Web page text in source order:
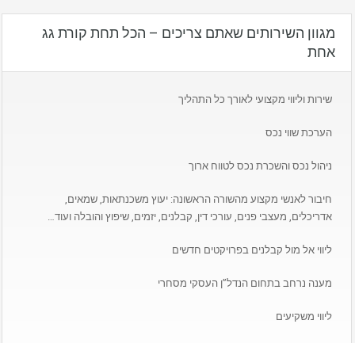
מגוון השירותים שאתם צריכים – הכל תחת קורת גג
אחת
שירות וליווי מקצועי לאורך כל התהליך
הערכת שווי נכס
ניהול נכס והשכרת נכס לטווח ארוך
חיבור לאנשי מקצוע מהשורה הראשונה: יעוץ משכנתאות, שמאים,
אדריכלים, מעצבי פנים, עורכי דין, קבלנים, יזמים, שיפוץ והובלה ועוד…
ליווי אל מול קבלנים בפרויקטים חדשים
מענה נרחב בתחום הנדל”ן העסקי מסחרי
ליווי משקיעים